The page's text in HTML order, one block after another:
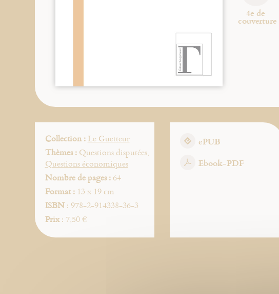
4e de
couverture
Collection :Le Guetteur
Thèmes : Questions disputées,
Questions économiques
Nombre de pages :64
Format :13 x 19 cm
ISBN: 978-2-914338-36-3
Prix: 7,50 €
ePUB
Ebook-PDF